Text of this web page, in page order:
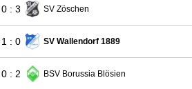
0 : 3 SV Zöschen
1 : 0 SV Wallendorf 1889
0 : 2 BSV Borussia Blösien